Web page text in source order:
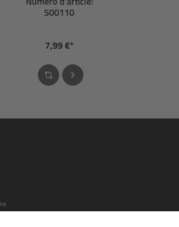
500110
7,99 €*